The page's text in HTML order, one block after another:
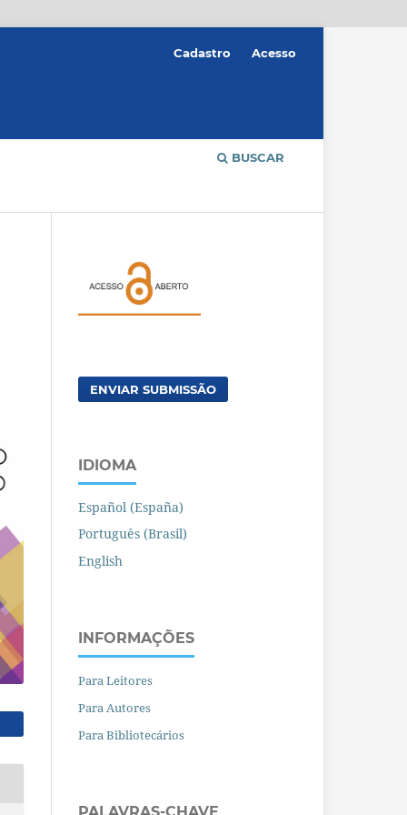
BUSCAR
Cadastro Acesso
ENVIAR SUBMISSÃO
IDIOMA
Español (España)
Português (Brasil)
English
INFORMAÇÕES
Para Leitores
Para Autores
Para Bibliotecários